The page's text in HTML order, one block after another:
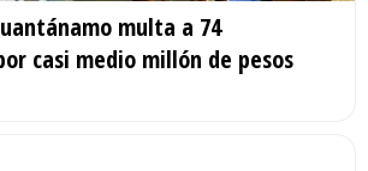
multa a 74
casi medio millón de pesos